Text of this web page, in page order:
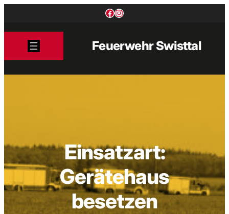
Facebook
Instagram
Feuerwehr Swisttal
Einsatzart:
Gerätehaus
besetzen